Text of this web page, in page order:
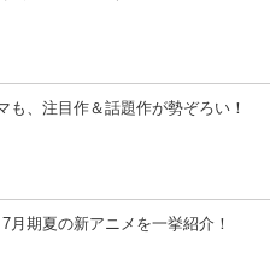
も、注目作＆話題作が勢ぞろい！
7月期夏の新アニメを一挙紹介！